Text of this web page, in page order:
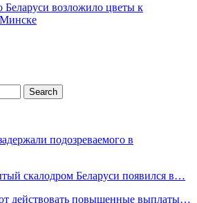
Беларуси возложило цветы к
подозреваемого в
скалодром Беларуси появился в…
действовать повышенные выплаты…